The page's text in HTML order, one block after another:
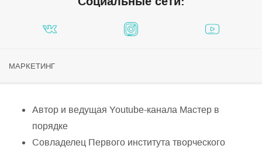
МАРКЕТИНГ
Автор и ведущая Youtube-канала Мастер в
порядке
Совладелец Первого института творческого